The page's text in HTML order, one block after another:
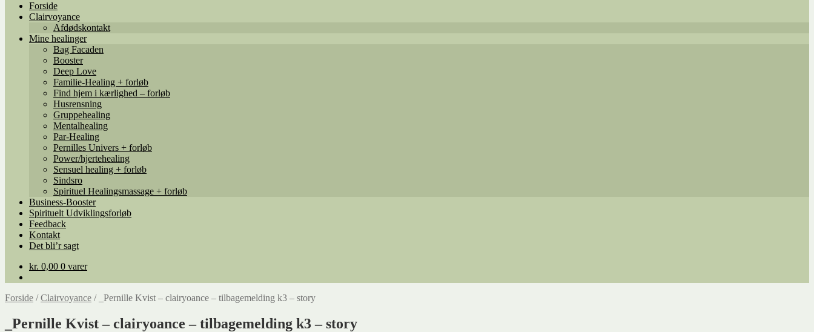
Forside
Clairvoyance
Afdødskontakt
Mine healinger
Bag Facaden
Booster
Deep Love
Familie-Healing + forløb
Find hjem i kærlighed – forløb
Husrensning
Gruppehealing
Mentalhealing
Par-Healing
Pernilles Univers + forløb
Power/hjertehealing
Sensuel healing + forløb
Sindsro
Spirituel Healingsmassage + forløb
Business-Booster
Spirituelt Udviklingsforløb
Feedback
Kontakt
Det bli’r sagt
kr. 0,00 0 varer
Forside /Clairvoyance / _Pernille Kvist – clairyoance – tilbagemelding k3 – story
_Pernille Kvist – clairyoance – tilbagemelding k3 – story